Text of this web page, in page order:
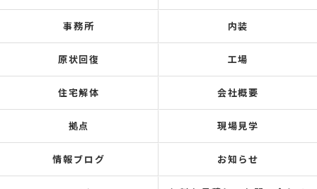
事務所 内装
原状回復 工場
住宅解体 会社概要
拠点 現場見学
情報ブログ お知らせ